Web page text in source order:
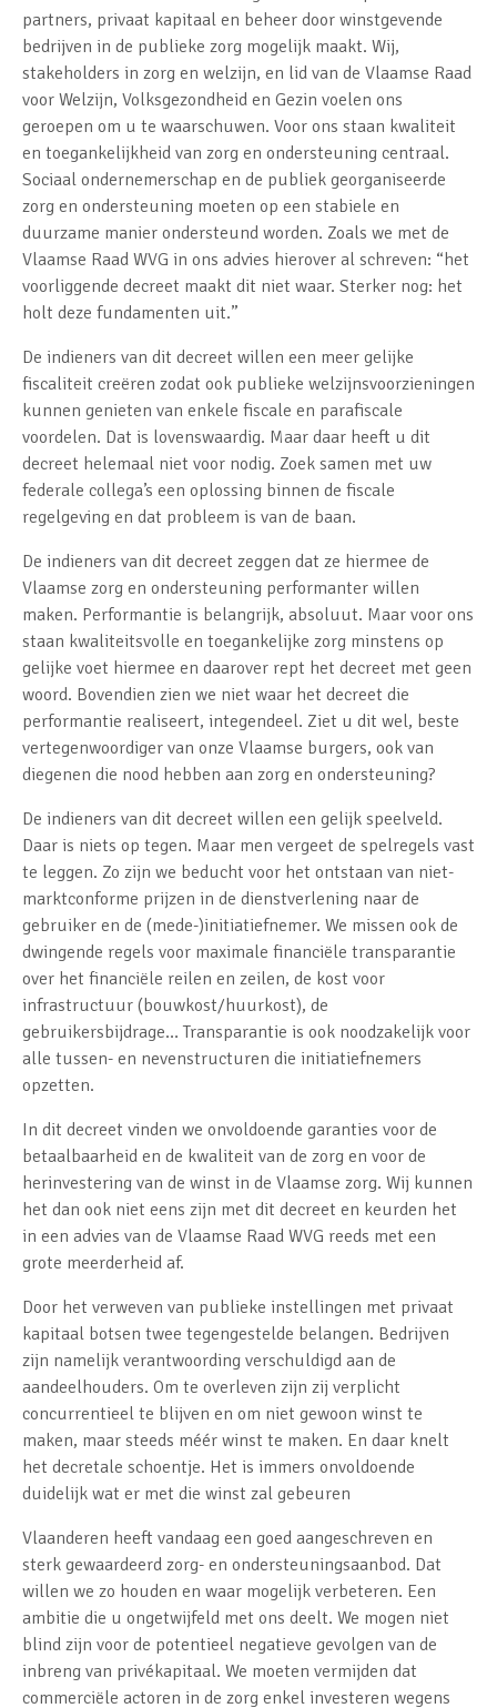
partners, privaat kapitaal en beheer door winstgevende
bedrijven in de publieke zorg mogelijk maakt. Wij,
stakeholders in zorg en welzijn, en lid van de Vlaamse Raad
voor Welzijn, Volksgezondheid en Gezin voelen ons
geroepen om u te waarschuwen. Voor ons staan kwaliteit
en toegankelijkheid van zorg en ondersteuning centraal.
Sociaal ondernemerschap en de publiek georganiseerde
zorg en ondersteuning moeten op een stabiele en
duurzame manier ondersteund worden. Zoals we met de
Vlaamse Raad WVG in ons advies hierover al schreven: “het
voorliggende decreet maakt dit niet waar. Sterker nog: het
holt deze fundamenten uit.”
De indieners van dit decreet willen een meer gelijke
fiscaliteit creëren zodat ook publieke welzijnsvoorzieningen
kunnen genieten van enkele fiscale en parafiscale
voordelen. Dat is lovenswaardig. Maar daar heeft u dit
decreet helemaal niet voor nodig. Zoek samen met uw
federale collega’s een oplossing binnen de fiscale
regelgeving en dat probleem is van de baan.
De indieners van dit decreet zeggen dat ze hiermee de
Vlaamse zorg en ondersteuning performanter willen
maken. Performantie is belangrijk, absoluut. Maar voor ons
staan kwaliteitsvolle en toegankelijke zorg minstens op
gelijke voet hiermee en daarover rept het decreet met geen
woord. Bovendien zien we niet waar het decreet die
performantie realiseert, integendeel. Ziet u dit wel, beste
vertegenwoordiger van onze Vlaamse burgers, ook van
diegenen die nood hebben aan zorg en ondersteuning?
De indieners van dit decreet willen een gelijk speelveld.
Daar is niets op tegen. Maar men vergeet de spelregels vast
te leggen. Zo zijn we beducht voor het ontstaan van niet-
marktconforme prijzen in de dienstverlening naar de
gebruiker en de (mede-)initiatiefnemer. We missen ook de
dwingende regels voor maximale financiële transparantie
over het financiële reilen en zeilen, de kost voor
infrastructuur (bouwkost/huurkost), de
gebruikersbijdrage… Transparantie is ook noodzakelijk voor
alle tussen- en nevenstructuren die initiatiefnemers
opzetten.
In dit decreet vinden we onvoldoende garanties voor de
betaalbaarheid en de kwaliteit van de zorg en voor de
herinvestering van de winst in de Vlaamse zorg. Wij kunnen
het dan ook niet eens zijn met dit decreet en keurden het
in een advies van de Vlaamse Raad WVG reeds met een
grote meerderheid af.
Door het verweven van publieke instellingen met privaat
kapitaal botsen twee tegengestelde belangen. Bedrijven
zijn namelijk verantwoording verschuldigd aan de
aandeelhouders. Om te overleven zijn zij verplicht
concurrentieel te blijven en om niet gewoon winst te
maken, maar steeds méér winst te maken. En daar knelt
het decretale schoentje. Het is immers onvoldoende
duidelijk wat er met die winst zal gebeuren
Vlaanderen heeft vandaag een goed aangeschreven en
sterk gewaardeerd zorg- en ondersteuningsaanbod. Dat
willen we zo houden en waar mogelijk verbeteren. Een
ambitie die u ongetwijfeld met ons deelt. We mogen niet
blind zijn voor de potentieel negatieve gevolgen van de
inbreng van privékapitaal. We moeten vermijden dat
commerciële actoren in de zorg enkel investeren wegens